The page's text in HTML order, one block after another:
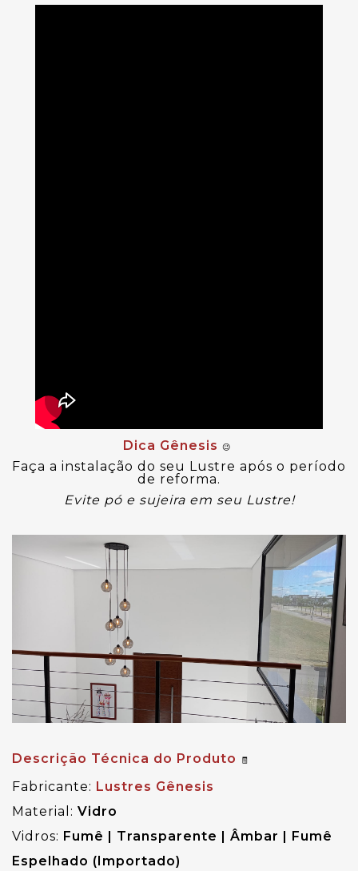
Dica Gênesis 😉
Faça a instalação do seu Lustre após o período
de reforma.
Evite pó e sujeira em seu Lustre!
Descrição Técnica do Produto 🧾
Fabricante: Lustres Gênesis
Material: Vidro
Vidros: Fumê | Transparente | Âmbar | Fumê
Espelhado (Importado)